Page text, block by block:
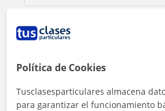
Política de Cookies
Tusclasesparticulares almacena
para garantizar el funcionamiento